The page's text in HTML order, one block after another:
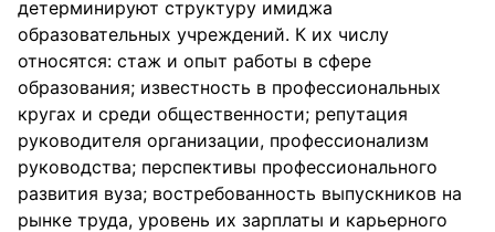
детерминируют структуру имиджа
образовательных учреждений. К их числу
относятся: стаж и опыт работы в сфере
образования; известность в профессиональных
кругах и среди общественности; репутация
руководителя организации, профессионализм
руководства; перспективы профессионального
развития вуза; востребованность выпускников на
рынке труда, уровень их зарплаты и карьерного